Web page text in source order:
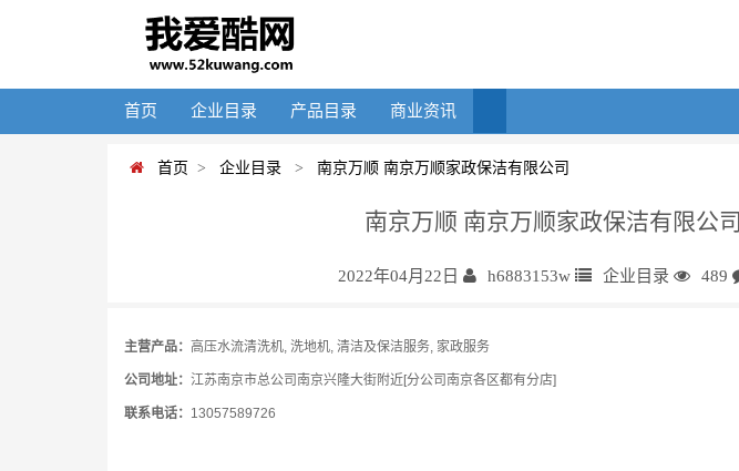
首页 企业目录 产品目录 商业资讯
首页 > 企业目录 > 南京万顺 南京万顺家政保洁有限公司
南京万顺 南京万顺家政保洁有限公司
2022年04月22日 h6883153w 企业目录 489
主营产品： 高压水流清洗机, 洗地机, 清洁及保洁服务, 家政服务
公司地址： 江苏南京市总公司南京兴隆大街附近[分公司南京各区都有分店]
联系电话： 13057589726